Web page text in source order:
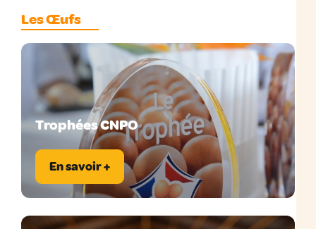
Les Œufs
Trophées CNPO
En savoir +